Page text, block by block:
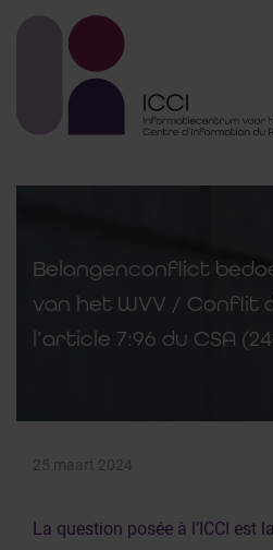
Belangenconflict
van het WVV / Conflit
l’article 7:96 du CSA
25 maart 2024
La question posée à l’ICCI est